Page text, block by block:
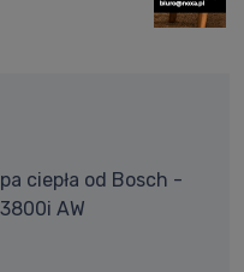
ciepła od Bosch -
AW